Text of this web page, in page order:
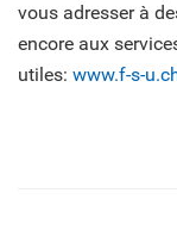
vous adresser à
encore aux
utiles: www.f-s-